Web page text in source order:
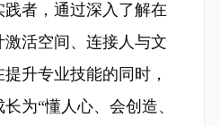
者，通过深入了解在
活空间、连接人与文
升专业技能的同时，
为“懂人心、会创造、